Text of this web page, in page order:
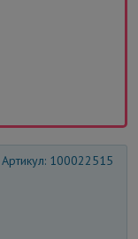
Артикул: 100022515